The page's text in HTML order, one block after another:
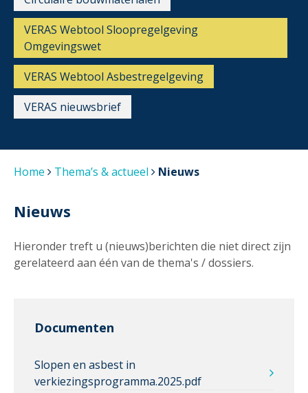
VERAS Webtool Sloopregelgeving
Omgevingswet
VERAS Webtool Asbestregelgeving
VERAS nieuwsbrief
Home Thema’s & actueel Nieuws
Nieuws
Hieronder treft u (nieuws)berichten die niet direct zijn
gerelateerd aan één van de thema's / dossiers.
Documenten
Slopen en asbest in
verkiezingsprogramma.2025.pdf